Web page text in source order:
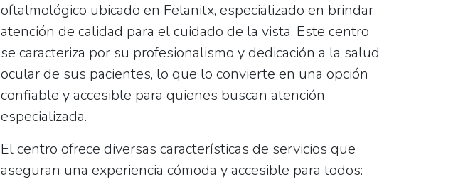
oftalmológico ubicado en Felanitx, especializado en brindar
atención de calidad para el cuidado de la vista. Este centro
se caracteriza por su profesionalismo y dedicación a la salud
ocular de sus pacientes, lo que lo convierte en una opción
confiable y accesible para quienes buscan atención
especializada.
El centro ofrece diversas características de servicios que
aseguran una experiencia cómoda y accesible para todos: